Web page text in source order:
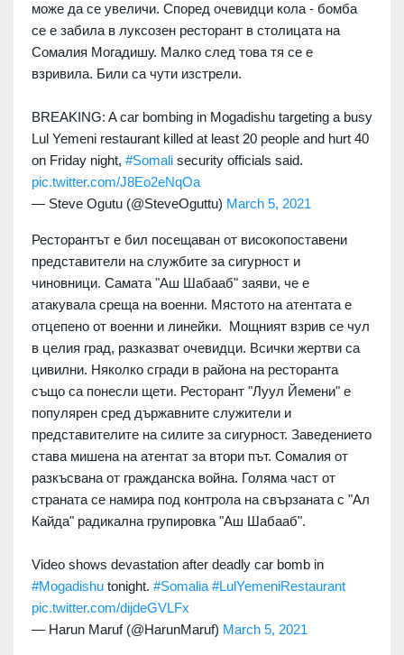
може да се увеличи. Според очевидци кола - бомба
се е забила в луксозен ресторант в столицата на
Сомалия Могадишу. Малко след това тя се е
взривила. Били са чути изстрели.
BREAKING: A car bombing in Mogadishu targeting a busy
Lul Yemeni restaurant killed at least 20 people and hurt 40
on Friday night, #Somali security officials said.
pic.twitter.com/J8Eo2eNqOa
— Steve Ogutu (@SteveOguttu) March 5, 2021
Ресторантът е бил посещаван от високопоставени
представители на службите за сигурност и
чиновници. Самата "Аш Шабааб" заяви, че е
атакувала среща на военни. Мястото на атентата е
отцепено от военни и линейки. Мощният взрив се чул
в целия град, разказват очевидци. Всички жертви са
цивилни. Няколко сгради в района на ресторанта
също са понесли щети. Ресторант "Луул Йемени" е
популярен сред държавните служители и
представителите на силите за сигурност. Заведението
става мишена на атентат за втори път. Сомалия от
разкъсвана от гражданска война. Голяма част от
страната се намира под контрола на свързаната с "Ал
Кайда" радикална групировка "Аш Шабааб".
Video shows devastation after deadly car bomb in
#Mogadishu tonight. #Somalia #LulYemeniRestaurant
pic.twitter.com/dijdeGVLFx
— Harun Maruf (@HarunMaruf) March 5, 2021